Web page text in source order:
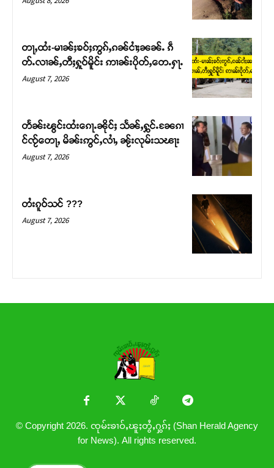
တႃႇႁႂ်ႈသဵင်ၵၢင်ၸႂ်ၵူၼ်းမိူင်း ၵူႈတီႈၵူႈလႅၼ်ပေႃးတေၸွ
တ်ႇ တူဝ်ႈလုမ်ႈၾႃႉၼၼ်ႉ ၶဝ်ႈႁူမ်ႈၵမ်ႉထႅမ် ၸုမ်းၶၢ
ဝ်ႇၽူႈတွႆႇႁွၵ်ႈ လႆႈယူႇၶႃႈဢေႃႈ။
တႃႇထႆး-မၢၼ်ႈၶဝ်ႈဢွၵ်ႇၵၼ်ငၢႆႈၼၼ်ႉ ၵဵ
တ်ႉလၢၼ်ႇတီႈႁူဝ်မိူင်း ဢၢၼ်းပိုတ်ႇတေႉႁႃႉ
August 7, 2026
တႅၼ်းၽွင်းထႆးၵေႃႉၼိုင်ႈ သႅၼ်ႇႁွင်ႉၼႄၵၢ
င်ၸႂ်တေႃႇ မိၼ်းဢွင်ႇလၢႆႇ ၼႂ်းလုမ်းသၽႃး
August 7, 2026
တႆးၵူဝ်သင် ???
August 7, 2026
© Copyright 2026. ၸုမ်းၶၢဝ်ႇၽူႈတွႆႇႁွၵ်ႈ (Shan Herald Agency
for News). All rights reserved.